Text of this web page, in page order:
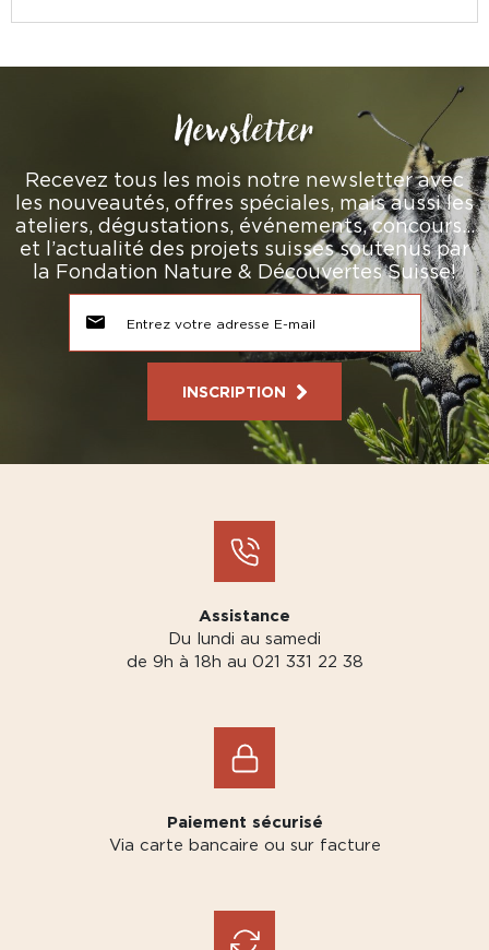
Newsletter
Recevez tous les mois notre newsletter avec
les nouveautés, offres spéciales, mais aussi les
ateliers, dégustations, événements, concours…
et l’actualité des projets suisses soutenus par
la Fondation Nature & Découvertes Suisse!
INSCRIPTION
Assistance
Du lundi au samedi
de 9h à 18h au 021 331 22 38
Paiement sécurisé
Via carte bancaire ou sur facture